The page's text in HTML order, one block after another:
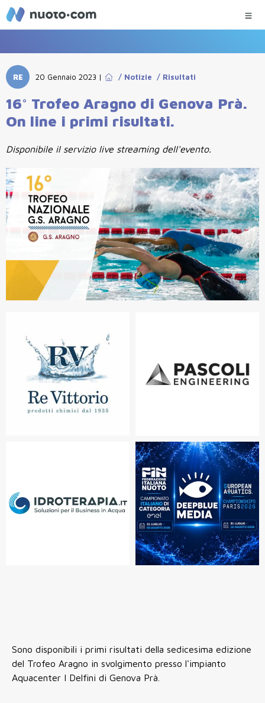
RE 20 Gennaio 2023 | / Notizie / Risultati
16° Trofeo Aragno di Genova Prà.
On line i primi risultati.
Disponibile il servizio live streaming dell'evento.
Sono disponibili i primi risultati della sedicesima edizione
del Trofeo Aragno in svolgimento presso l'impianto
Aquacenter I Delfini di Genova Prà.